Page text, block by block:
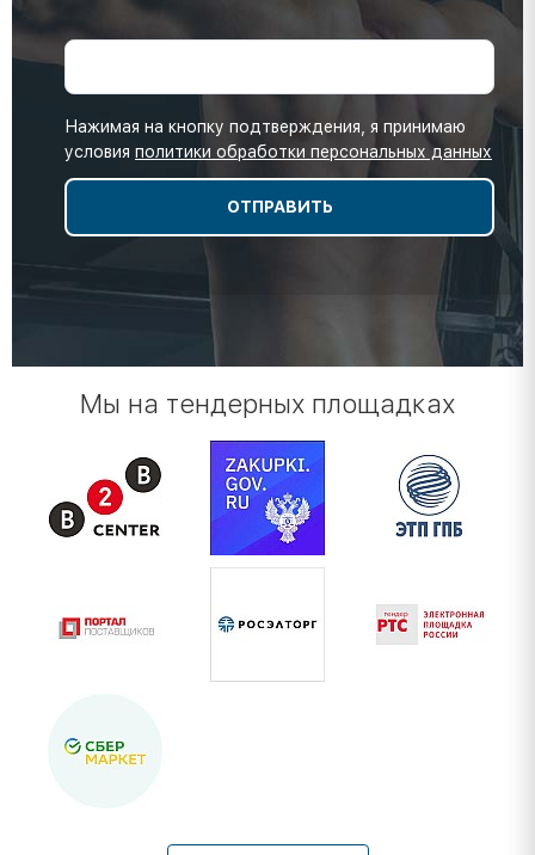
Нажимая на кнопку подтверждения, я принимаю
условия политики обработки персональных данных
Мы на тендерных площадках